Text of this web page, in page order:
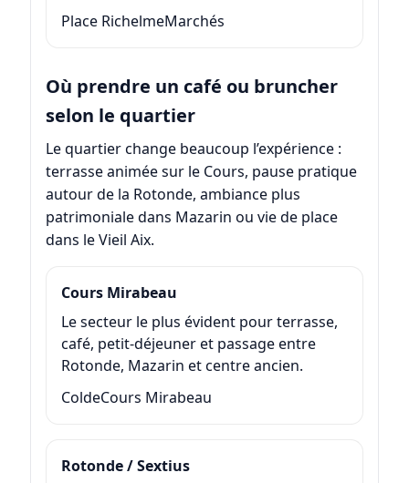
Place RichelmeMarchés
Où prendre un café ou bruncher
selon le quartier
Le quartier change beaucoup l’expérience :
terrasse animée sur le Cours, pause pratique
autour de la Rotonde, ambiance plus
patrimoniale dans Mazarin ou vie de place
dans le Vieil Aix.
Cours Mirabeau
Le secteur le plus évident pour terrasse,
café, petit-déjeuner et passage entre
Rotonde, Mazarin et centre ancien.
ColdeCours Mirabeau
Rotonde / Sextius